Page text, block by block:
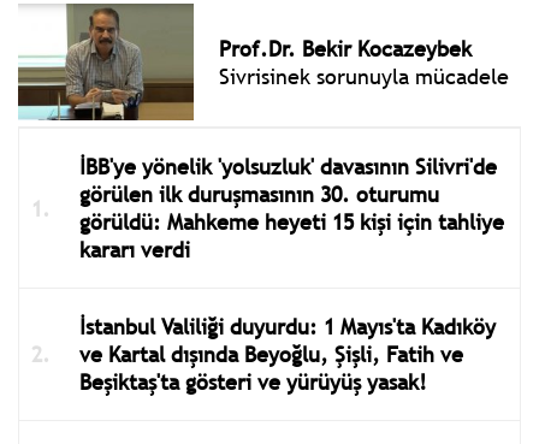
Prof.Dr. Bekir Kocazeybek
Sivrisinek sorunuyla mücadele
İBB'ye yönelik 'yolsuzluk' davasının Silivri'de
görülen ilk duruşmasının 30. oturumu
görüldü: Mahkeme heyeti 15 kişi için tahliye
kararı verdi
İstanbul Valiliği duyurdu: 1 Mayıs'ta Kadıköy
ve Kartal dışında Beyoğlu, Şişli, Fatih ve
Beşiktaş'ta gösteri ve yürüyüş yasak!